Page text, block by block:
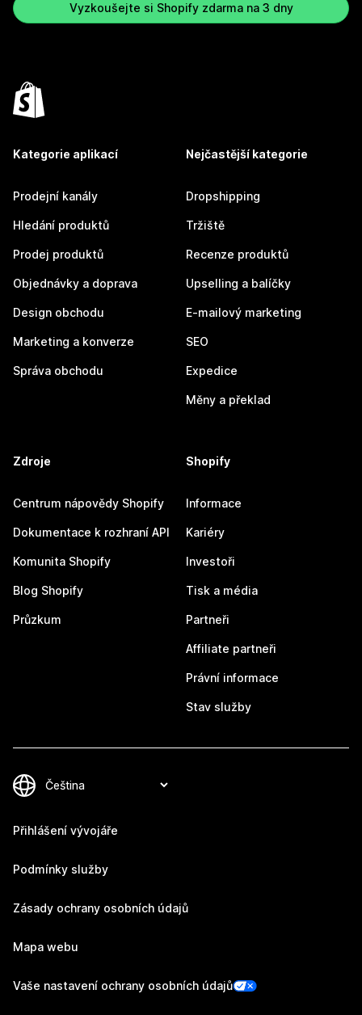
Vyzkoušejte si Shopify zdarma na 3 dny
Kategorie aplikací
Prodejní kanály
Hledání produktů
Prodej produktů
Objednávky a doprava
Design obchodu
Marketing a konverze
Správa obchodu
Nejčastější kategorie
Dropshipping
Tržiště
Recenze produktů
Upselling a balíčky
E-mailový marketing
SEO
Expedice
Měny a překlad
Zdroje
Centrum nápovědy Shopify
Dokumentace k rozhraní API
Komunita Shopify
Blog Shopify
Průzkum
Shopify
Informace
Kariéry
Investoři
Tisk a média
Partneři
Affiliate partneři
Právní informace
Stav služby
Přihlášení vývojáře
Podmínky služby
Zásady ochrany osobních údajů
Mapa webu
Vaše nastavení ochrany osobních údajů